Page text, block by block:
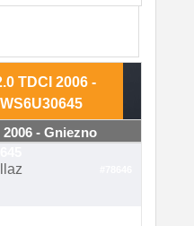
TDCI 2006 -
2006 - Gniezno